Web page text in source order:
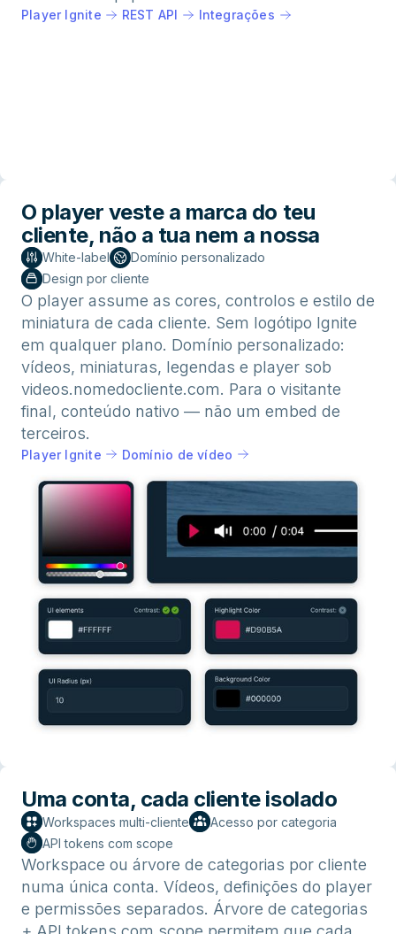
Player Ignite REST API Integrações
O player veste a marca do teu
cliente, não a tua nem a nossa
White-label
Domínio personalizado
Design por cliente
O player assume as cores, controlos e estilo de
miniatura de cada cliente. Sem logótipo Ignite
em qualquer plano. Domínio personalizado:
vídeos, miniaturas, legendas e player sob
videos.nomedocliente.com. Para o visitante
final, conteúdo nativo — não um embed de
terceiros.
Player Ignite Domínio de vídeo
Uma conta, cada cliente isolado
Workspaces multi-cliente
Acesso por categoria
API tokens com scope
Workspace ou árvore de categorias por cliente
numa única conta. Vídeos, definições do player
e permissões separados. Árvore de categorias